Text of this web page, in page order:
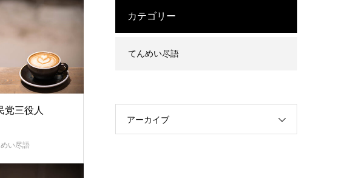
党三役人
い尽語
カテゴリー
てんめい尽語
アーカイブ